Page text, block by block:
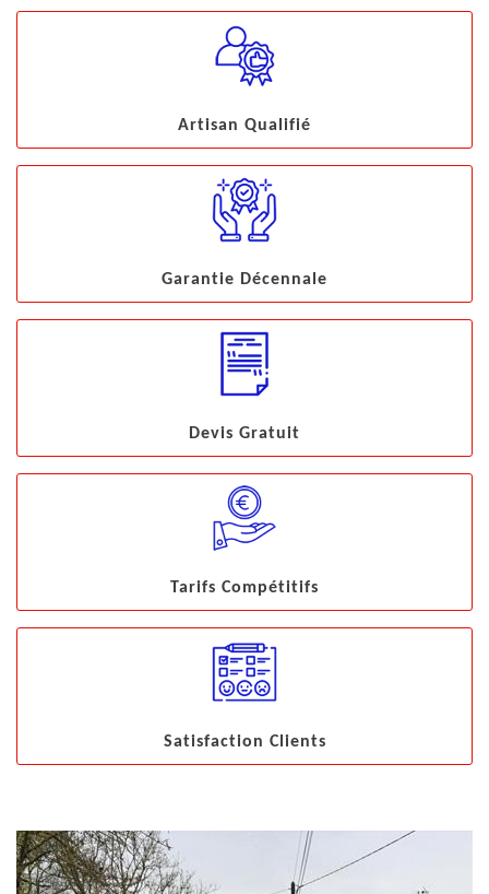
Artisan Qualifié
Garantie Décennale
Devis Gratuit
Tarifs Compétitifs
Satisfaction Clients